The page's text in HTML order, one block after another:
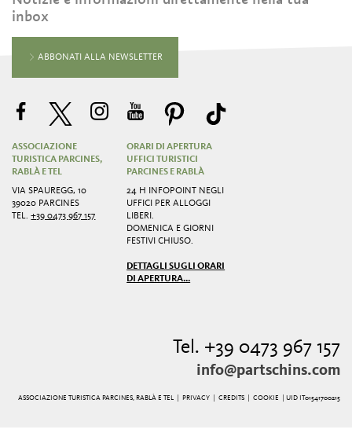
inbox
ABBONATI ALLA NEWSLETTER
ASSOCIAZIONE
TURISTICA PARCINES,
RABLÀ E TEL
VIA SPAUREGG, 10
39020 PARCINES
TEL.+39 0473 967 157
ORARI DI APERTURA
UFFICI TURISTICI
PARCINES E RABLÀ
24 H INFOPOINT NEGLI
UFFICI PER ALLOGGI
LIBERI.
DOMENICA E GIORNI
FESTIVI CHIUSO.
DETTAGLI SUGLI ORARI
DI APERTURA...
Tel. +39 0473 967 157
info@partschins.com
ASSOCIAZIONE TURISTICA PARCINES, RABLÀ E TEL | PRIVACY| CREDITS| COOKIE | UID IT01541700215